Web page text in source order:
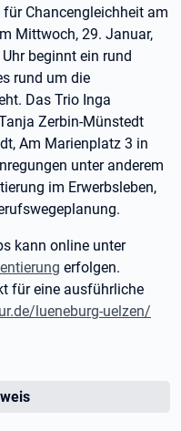
Chancengleichheit am
Mittwoch, 29. Januar,
beginnt ein rund
rund um die
Das Trio Inga
Zerbin-Münstedt
Am Marienplatz 3 in
unter anderem
im Erwerbsleben,
kann online unter
erfolgen.
für eine ausführliche
lueneburg-uelzen/